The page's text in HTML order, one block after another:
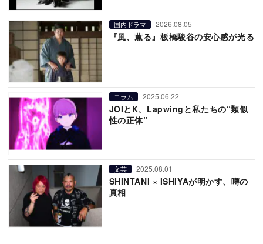
国内ドラマ 2026.08.05
『風、薫る』板橋駿谷の安心感が光る
コラム 2025.06.22
JOIとK、Lapwingと私たちの“類似
性の正体”
文芸 2025.08.01
SHINTANI × ISHIYAが明かす、噂の
真相